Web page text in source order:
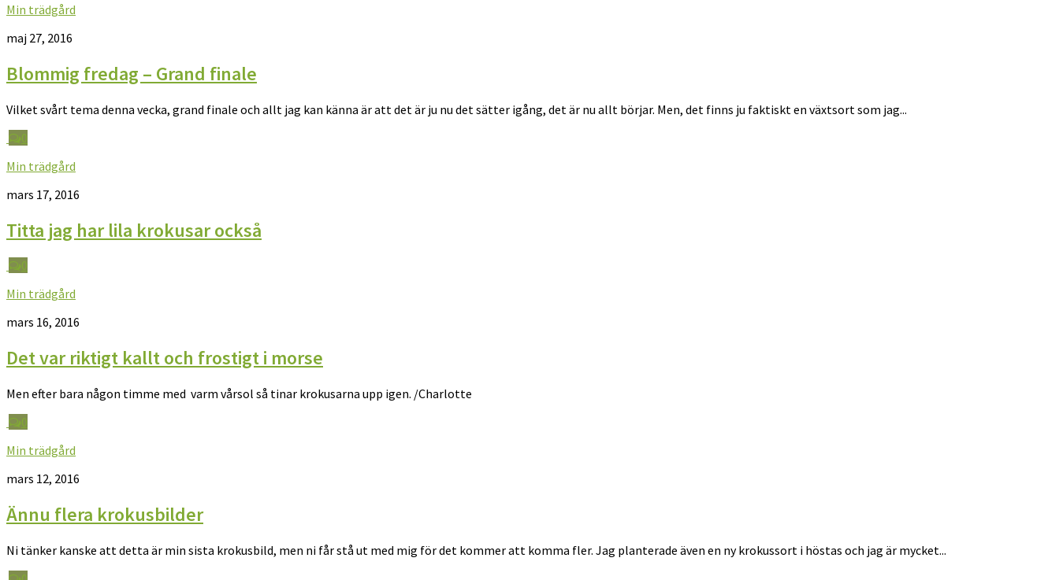
Min trädgård
maj 27, 2016
Blommig fredag – Grand finale
Vilket svårt tema denna vecka, grand finale och allt jag kan känna är att det är ju nu det sätter igång, det är nu allt börjar. Men, det finns ju faktiskt en växtsort som jag...
0
Min trädgård
mars 17, 2016
Titta jag har lila krokusar också
0
Min trädgård
mars 16, 2016
Det var riktigt kallt och frostigt i morse
Men efter bara någon timme med varm vårsol så tinar krokusarna upp igen. /Charlotte
0
Min trädgård
mars 12, 2016
Ännu flera krokusbilder
Ni tänker kanske att detta är min sista krokusbild, men ni får stå ut med mig för det kommer att komma fler. Jag planterade även en ny krokussort i höstas och jag är mycket...